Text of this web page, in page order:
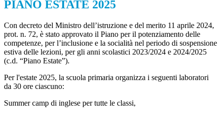
PIANO ESTATE 2025
Con decreto del Ministro dell’istruzione e del merito 11 aprile 2024,
prot. n. 72, è stato approvato il Piano per il potenziamento delle
competenze, per l’inclusione e la socialità nel periodo di sospensione
estiva delle lezioni, per gli anni scolastici 2023/2024 e 2024/2025
(c.d. “Piano Estate”).
Per l'estate 2025, la scuola primaria organizza i seguenti laboratori
da 30 ore ciascuno:
Summer camp di inglese per tutte le classi,